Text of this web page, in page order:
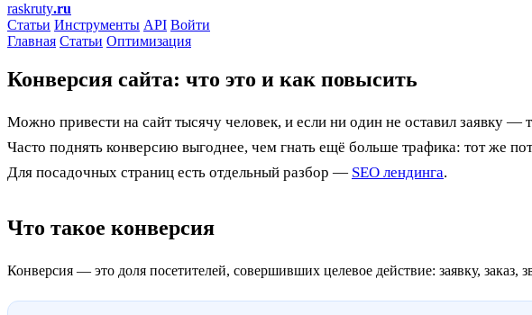
raskruty.ru
Статьи Инструменты API Войти
Главная Статьи Оптимизация
Конверсия сайта: что это и как повысить
Можно привести на сайт тысячу человек, и если ни один не оставил заявку —
Часто поднять конверсию выгоднее, чем гнать ещё больше трафика: тот же
Для посадочных страниц есть отдельный разбор — SEO лендинга.
Что такое конверсия
Конверсия — это доля посетителей, совершивших целевое действие: заявку, заказ,